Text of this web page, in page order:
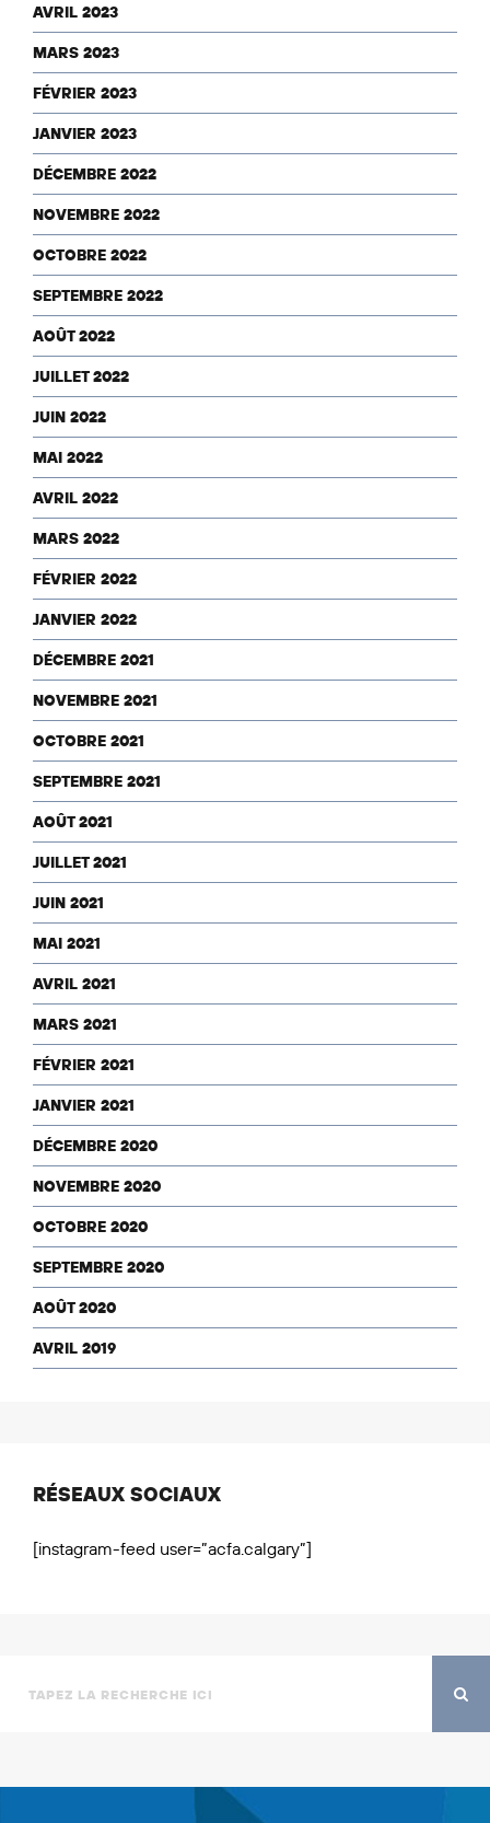
AVRIL 2023
MARS 2023
FÉVRIER 2023
JANVIER 2023
DÉCEMBRE 2022
NOVEMBRE 2022
OCTOBRE 2022
SEPTEMBRE 2022
AOÛT 2022
JUILLET 2022
JUIN 2022
MAI 2022
AVRIL 2022
MARS 2022
FÉVRIER 2022
JANVIER 2022
DÉCEMBRE 2021
NOVEMBRE 2021
OCTOBRE 2021
SEPTEMBRE 2021
AOÛT 2021
JUILLET 2021
JUIN 2021
MAI 2021
AVRIL 2021
MARS 2021
FÉVRIER 2021
JANVIER 2021
DÉCEMBRE 2020
NOVEMBRE 2020
OCTOBRE 2020
SEPTEMBRE 2020
AOÛT 2020
AVRIL 2019
RÉSEAUX SOCIAUX
[instagram-feed user=”acfa.calgary”]